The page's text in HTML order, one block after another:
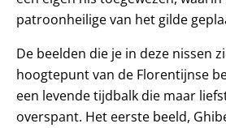
patroonheilige van het gilde
De beelden die je in deze nissen
hoogtepunt van de Florentijnse
een levende tijdbalk die maar
overspant. Het eerste beeld,